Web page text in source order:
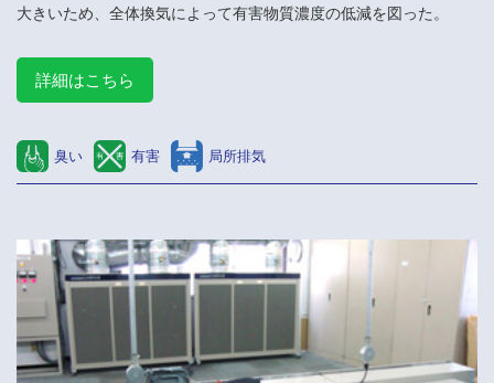
大きいため、全体換気によって有害物質濃度の低減を図った。
詳細はこちら
臭い 有害 局所排気